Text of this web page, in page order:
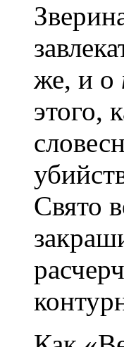
же, и о
этого,
Свято